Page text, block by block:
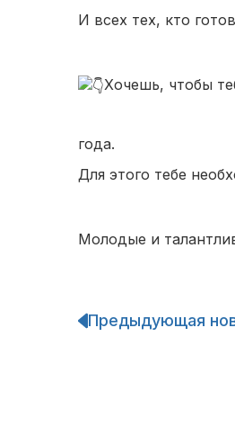
И всех тех, кто
Хочешь, чтобы
года.
Для этого тебе
Молодые и
Навигация
Предыдующая